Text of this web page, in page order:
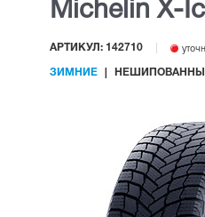
Michelin X-
АРТИКУЛ: 142710
ЗИМНИЕ